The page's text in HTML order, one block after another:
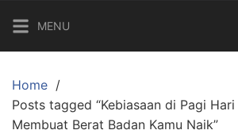
MENU
Home
Posts tagged “Kebiasaan di Pagi Hari
Membuat Berat Badan Kamu Naik”